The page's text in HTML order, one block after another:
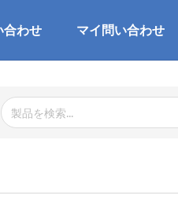
合わせ マイ問い合わせ